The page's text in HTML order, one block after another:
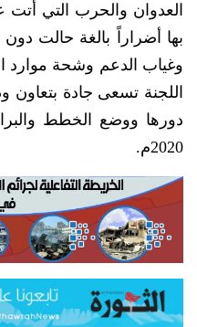
العدوان والحرب التي أتت
بها أضراراً بالغة حالت دون
وغياب الدعم وشحة موارد
اللجنة تسعى جادة بتعاون
دورها ووضع الخطط
2020م.